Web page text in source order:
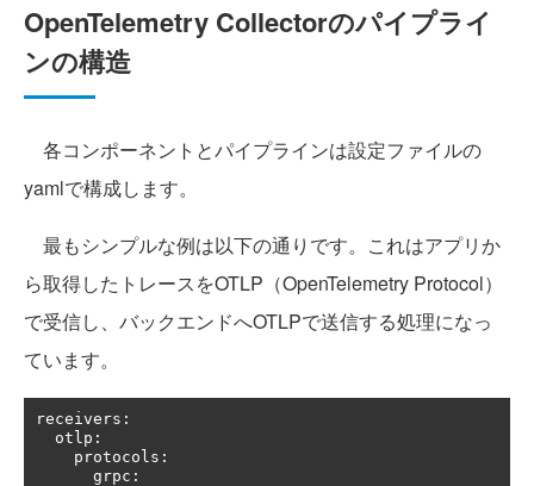
OpenTelemetry Collectorのパイプライ
ンの構造
各コンポーネントとパイプラインは設定ファイルの
yamlで構成します。
最もシンプルな例は以下の通りです。これはアプリか
ら取得したトレースをOTLP（OpenTelemetry Protocol）
で受信し、バックエンドへOTLPで送信する処理になっ
ています。
receivers :
  otlp
:
    protocols
:
      grpc
: